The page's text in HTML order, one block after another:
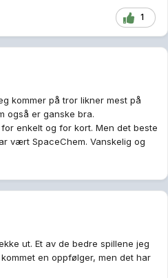
1
kommer på tror likner mest på
også er ganske bra.
enkelt og for kort. Men det beste
vært SpaceChem. Vanskelig og
ut. Et av de bedre spillene jeg
en oppfølger, men det har